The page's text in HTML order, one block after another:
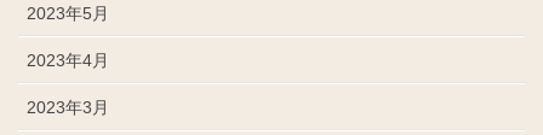
2023年5月
2023年4月
2023年3月